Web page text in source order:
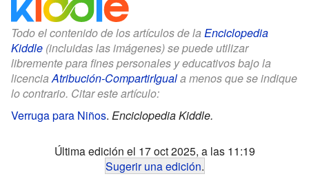
Todo el contenido de los artículos de la Enciclopedia
Kiddle (incluidas las imágenes) se puede utilizar
libremente para fines personales y educativos bajo la
licenciaAtribución-CompartirIguala menos que se indique
lo contrario. Citar este artículo:
Verruga para Niños. Enciclopedia Kiddle.
Última edición el 17 oct 2025, a las 11:19
Sugerir una edición.